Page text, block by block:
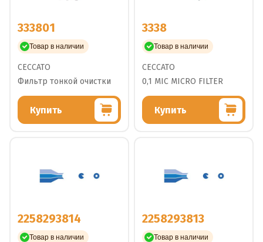
333801
Товар в наличии
CECCATO
Фильтр тонкой очистки
Купить
3338
Товар в наличии
CECCATO
0,1 MIC MICRO FILTER
Купить
2258293814
Товар в наличии
2258293813
Товар в наличии